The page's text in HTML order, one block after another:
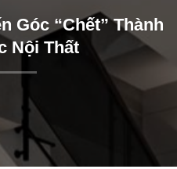
Góc “Chết” Thành
Nội Thất